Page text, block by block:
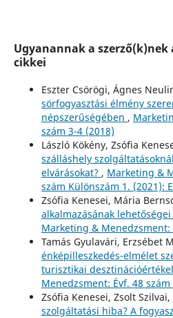
Ugyanannak a
cikkei
Eszter Csörögi, Ágnes
sörfogyasztási élmény
népszerűségében ,
szám 3-4 (2018)
László Kökény, Zsófia
szálláshely
elvárásokat? , Marketing &
szám Különszám 1. (2021):
Zsófia Kenesei, Mária
alkalmazásának
Marketing & Menedzsment:
Tamás Gyulavári, Erzsébet
énképilleszkedés-elmélet
turisztikai
Menedzsment: Évf. 48 szám
Zsófia Kenesei, Zsolt Szilvai,
szolgáltatási hiba? A